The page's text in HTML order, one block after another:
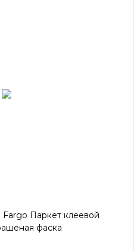
Fargo Паркет клеевой
фаска